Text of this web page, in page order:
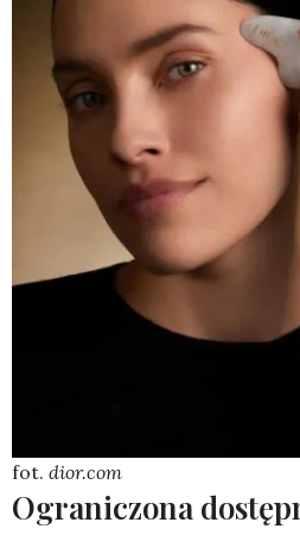
fot. dior.com
Ograniczona